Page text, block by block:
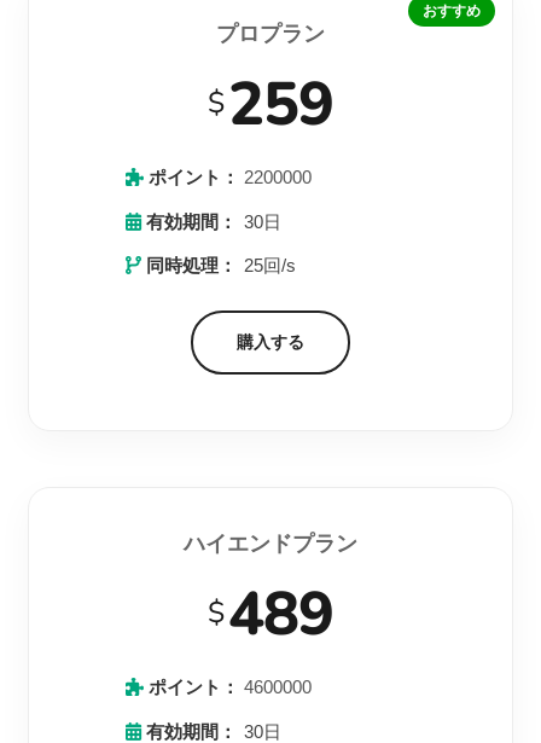
おすすめ
プロプラン
$259
ポイント： 2200000
有効期間： 30日
同時処理： 25回/s
購入する
ハイエンドプラン
$489
ポイント： 4600000
有効期間： 30日